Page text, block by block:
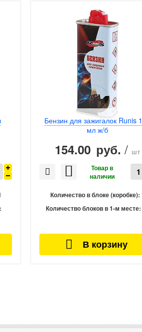
Бензин для зажигалок Runis
мл ж/б
154.00 руб. / шт
Количество в блоке (коробке):
Количество блоков в 1-м месте: